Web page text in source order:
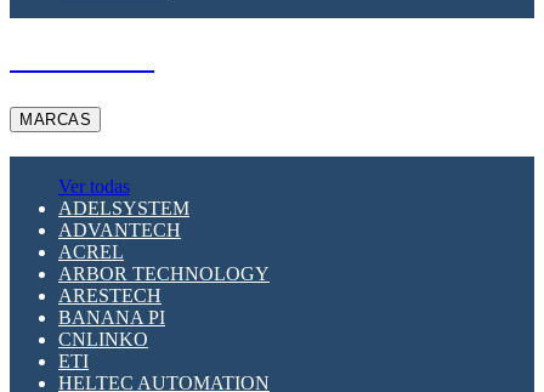
MARCAS
Ver todas
ADELSYSTEM
ADVANTECH
ACREL
ARBOR TECHNOLOGY
ARESTECH
BANANA PI
CNLINKO
ETI
HELTEC AUTOMATION